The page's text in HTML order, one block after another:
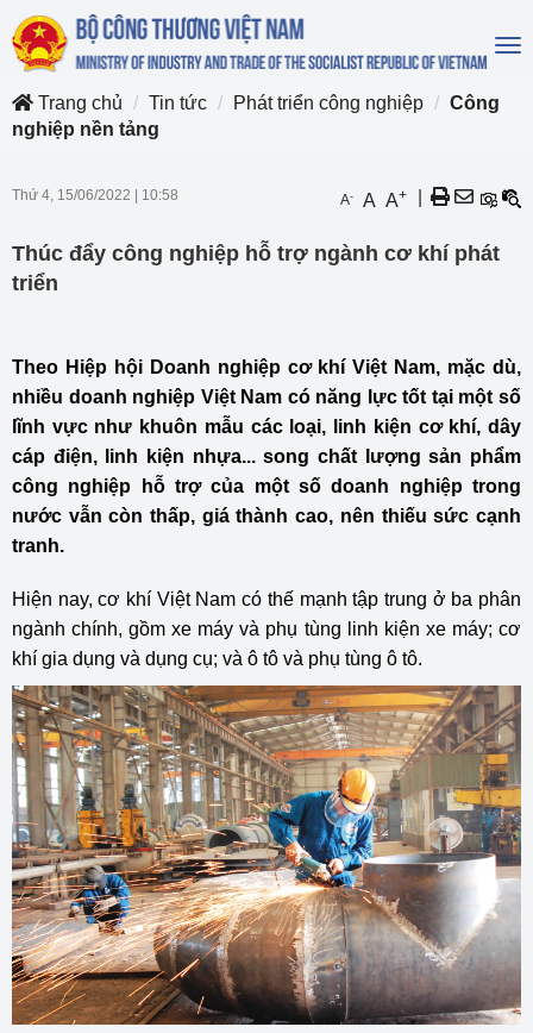
Trang chủ
Tin tức Phát triển công nghiệp
Công
nghiệp nền tảng
Thứ 4, 15/06/2022 10:58 A- A A+
Thúc đẩy công nghiệp hỗ trợ ngành cơ khí phát
triển
Theo Hiệp hội Doanh nghiệp cơ khí Việt Nam, mặc dù,
nhiều doanh nghiệp Việt Nam có năng lực tốt tại một số
lĩnh vực như khuôn mẫu các loại, linh kiện cơ khí, dây
cáp điện, linh kiện nhựa... song chất lượng sản phẩm
công nghiệp hỗ trợ của một số doanh nghiệp trong
nước vẫn còn thấp, giá thành cao, nên thiếu sức cạnh
tranh.
Hiện nay, cơ khí Việt Nam có thế mạnh tập trung ở ba phân
ngành chính, gồm xe máy và phụ tùng linh kiện xe máy; cơ
khí gia dụng và dụng cụ; và ô tô và phụ tùng ô tô.